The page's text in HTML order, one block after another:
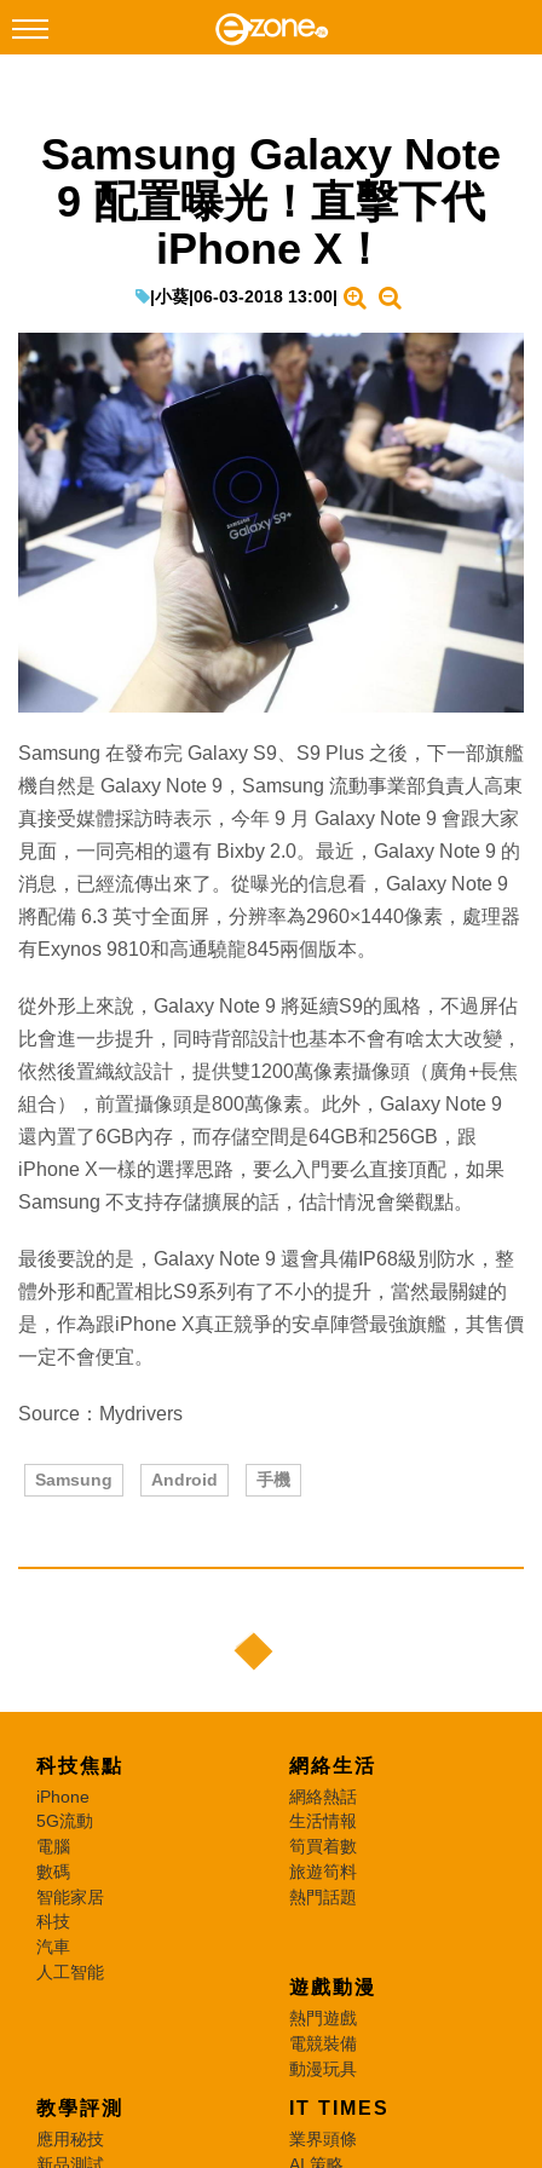
Facebook Instagram
科技焦點
教學評測
EduTech
IT Times
生成式AI與雲端應用
Enterprise Digital Transformation
特集
Samsung Galaxy Note
9 配置曝光！直擊下代
iPhone X！
|小葵|06-03-2018 13:00|
Samsung 在發布完 Galaxy S9、S9 Plus 之後，下一部旗艦
機自然是 Galaxy Note 9，Samsung 流動事業部負責人高東
真接受媒體採訪時表示，今年 9 月 Galaxy Note 9 會跟大家
見面，一同亮相的還有 Bixby 2.0。最近，Galaxy Note 9 的
消息，已經流傳出來了。從曝光的信息看，Galaxy Note 9
將配備 6.3 英寸全面屏，分辨率為2960×1440像素，處理器
有Exynos 9810和高通驍龍845兩個版本。
從外形上來說，Galaxy Note 9 將延續S9的風格，不過屏佔
比會進一步提升，同時背部設計也基本不會有啥太大改變，
依然後置織紋設計，提供雙1200萬像素攝像頭（廣角+長焦
組合），前置攝像頭是800萬像素。此外，Galaxy Note 9
還內置了6GB內存，而存儲空間是64GB和256GB，跟
iPhone X一樣的選擇思路，要么入門要么直接頂配，如果
Samsung 不支持存儲擴展的話，估計情況會樂觀點。
最後要說的是，Galaxy Note 9 還會具備IP68級別防水，整
體外形和配置相比S9系列有了不小的提升，當然最關鍵的
是，作為跟iPhone X真正競爭的安卓陣營最強旗艦，其售價
一定不會便宜。
Source：Mydrivers
Samsung Android 手機
科技焦點
iPhone
5G流動
電腦
數碼
智能家居
科技
汽車
人工智能
網絡生活
網絡熱話
生活情報
筍買着數
旅遊筍料
熱門話題
遊戲動漫
熱門遊戲
電競裝備
動漫玩具
教學評測
應用秘技
IT TIMES
業界頭條